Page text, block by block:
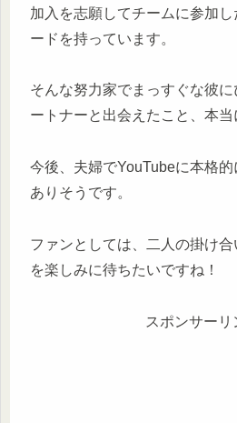
加入を志願してチームに参加
ードを持っています。
そんな努力家でまっすぐな彼
ートナーと出会えたこと、本当
今後、夫婦でYouTubeに本格
ありそうです。
ファンとしては、二人の掛け
を楽しみに待ちたいですね！
スポンサーリ